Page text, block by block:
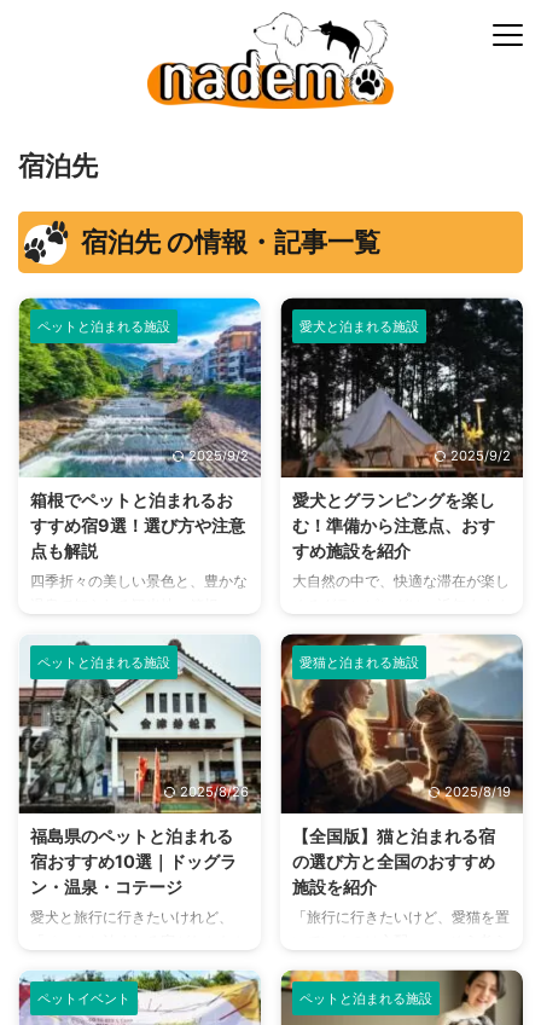
宿泊先
宿泊先 の情報・記事一覧
ペットと泊まれる施設
2025/9/2
箱根でペットと泊まれるお
すすめ宿9選！選び方や注意
点も解説
四季折々の美しい景色と、豊かな
と一緒に旅行を楽しみたい！」と
考える方も多いのではないでしょ
うか。 しかし、ペットと泊まれ
る宿は増えてきたとはいえ、本当
に愛犬が快適に過ごせるのか、食
事や温泉はどうすればいいのかな
ど、不安に思うこともありますよ
旅行を満喫するための宿選びのポ
イントや、旅行中の注意点、そし
て、数ある宿の中から特におすす
めの施設を厳選してご紹介しま
は、ペットの種類やサイズ、同伴
可能 ...
愛犬と泊まれる施設
2025/9/2
愛犬とグランピングを楽し
む！準備から注意点、おす
すめ施設を紹介
大自然の中で、快適な滞在が楽し
す人気が高まっています。そんな
グランピングを「大切な愛犬と一
緒に楽しみたい！」と考える飼い
主さんも多いのではないでしょう
か。 非日常的な空間で愛犬との
特別な思い出を作れるグランピン
グは、ペットホテルに預けること
に抵抗がある方にもぴったりの選
択肢です。 しかし、「何を持っ
ていけばいい？」「どんなことに
気を付ければいい？」と不安に思
う方もいるでしょう。 この記事
では、愛犬とグランピングを満喫
全国のおすすめ施設をご紹介しま
ペットと泊まれる施設
2025/8/26
福島県のペットと泊まれる
宿おすすめ10選｜ドッグラ
ン・温泉・コテージ
愛犬と旅行に行きたいけれど、
見つからない…」「本当に快適に
過ごせる宿はどこ？」と悩んでい
ませんか？ ペットと泊まれる宿
愛猫と泊まれる施設
2025/8/19
【全国版】猫と泊まれる宿
の選び方と全国のおすすめ
施設を紹介
「旅行に行きたいけど、愛猫を置
て、旅行を諦めてしまう飼い主さ
んは少なくありません。 しか
し、最近では愛猫と一緒に宿泊で
ペットイベント ペットと泊まれる施設